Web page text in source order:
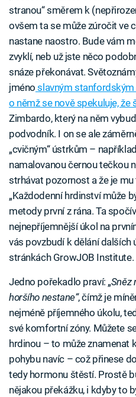
stranou“ směrem k
ovšem ta se může zúročit ve
nastane naostro. Bude vám
zvyklí, neb už jste něco
snáze překonávat.
jméno slavným
o němž se nově spekuluje, že
Zimbardo, který na něm
podvodník. I on se ale
„cvičným“ ústrkům –
namalovanou černou tečkou
strhávat pozornost a že je
„Každodenní hrdinství může
metody první z rána. Ta
nejnepříjemnější úkol na
vás povzbudí k dělání dalších
stránkách GrowJOB Institute.
Jedno pořekadlo praví: „Sněz
horšího nestane“, čímž je
nejméně příjemného úkolu,
své komfortní zóny. Můžete
hrdinou – to může znamenat
pohybu navíc – což přinese
tedy hormonu štěstí. Prostě
nějakou překážku, i kdyby to